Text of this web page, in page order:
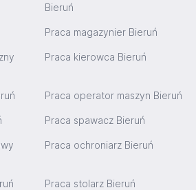
Bieruń
Praca magazynier Bieruń
Praca kierowca Bieruń
Praca operator maszyn Bieruń
Praca spawacz Bieruń
Praca ochroniarz Bieruń
Praca stolarz Bieruń